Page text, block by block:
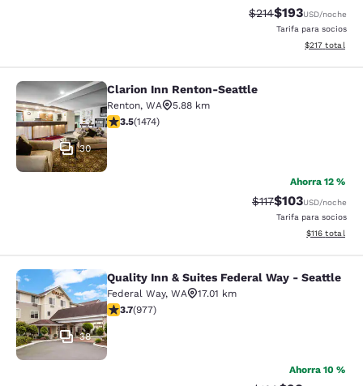
Tarifa tachada:
$214Tarifa reducida:
$193USD/noche
Tarifa para socios
Ver detalles
$217 total
Clarion Inn Renton-Seattle
30
Clarion Inn Renton-Seattle
Renton, WA
5.88 km
Calificación de 3.46 estrellas. Bueno. 1474 reseñas
3.5(1474)
Ahorra 12 %
Tarifa tachada:
$117Tarifa reducida:
$103USD/noche
Tarifa para socios
Ver detalles
$116 total
Quality Inn & Suites Federal Way -
38
Quality Inn & Suites Federal Way - Seattle
Federal Way, WA
17.01 km
Calificación de 3.72 estrellas. Bueno. 977 reseñas
3.7(977)
Ahorra 10 %